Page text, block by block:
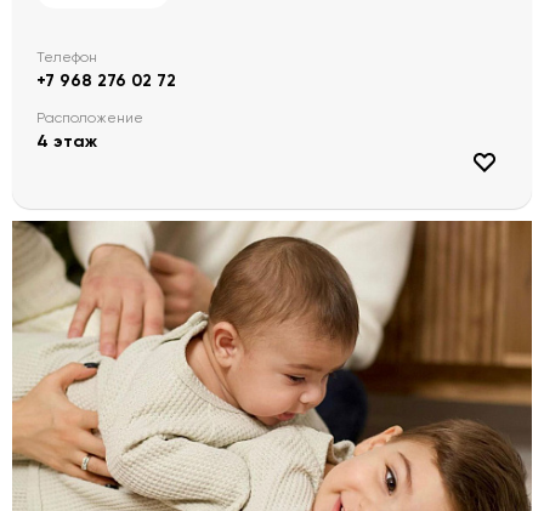
Телефон
+7 968 276 02 72
Расположение
4 этаж